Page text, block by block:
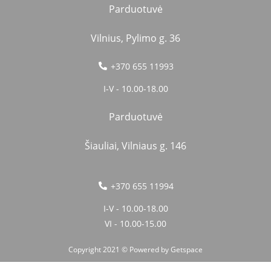
Parduotuvė
Vilnius, Pylimo g. 36
+370 655 11993
I-V - 10.00-18.00
Parduotuvė
Šiauliai, Vilniaus g. 146
+370 655 11994
I-V - 10.00-18.00
VI - 10.00-15.00
Copyright 2021 © Powered byGetspace